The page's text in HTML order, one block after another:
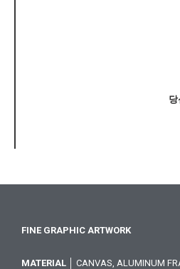
당
FINE GRAPHIC ARTWORK
MATERIAL │ CANVAS, ALUMINUM